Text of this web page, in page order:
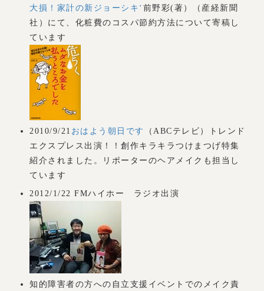
大損！家計の新ジョーシキ‘前野彩(著）（産経新聞
社）にて、化粧費のコスパ節約方法について寄稿し
ています
2010/9/21 おはよう朝日です
（ABCテレビ）トレンド
エクスプレス出演！！創作キラキラつけまつげ特集
紹介されました。リポーターのヘアメイクも担当し
ています
2012/1/22 FMハイホー ラジオ出演
知的障害者の方への自立支援イベントでのメイク責